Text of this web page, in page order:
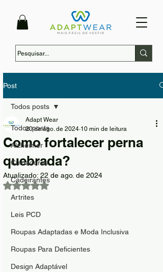
Post
Todos posts
Alzheimer
Cuidadores
Cadeirantes
Artrites
Leis PCD
Roupas Adaptadas e Moda Inclusiva
Roupas Para Deficientes
Design Adaptável
Todos posts
Como fortalecer perna
quebrada?
Adapt Wear
20 de ago. de 2024 10 min de leitura
Atualizado: 22 de ago. de 2024
Avaliado com NaN de 5 estrelas.